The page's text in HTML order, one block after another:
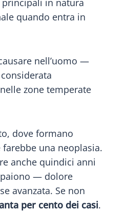
in natura
quando entra in
nell’uomo —
zone temperate
dove formano
una neoplasia.
anche quindici anni
— dolore
avanzata. Se non
per cento dei casi.